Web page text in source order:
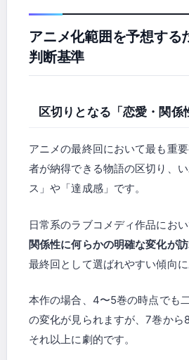
アニメ化範囲を予想する
判断基準
区切りとなる「恋愛・関係
アニメの最終回において最も重
者が納得できる物語の区切り、
ス」や「達成感」です。
日常系のラブコメディ作品におい
関係性に何らかの明確な変化が
最終回として選ばれやすい傾向に
本作の場合、4〜5巻の時点でも
の変化が見られますが、7巻から
それ以上に劇的です。